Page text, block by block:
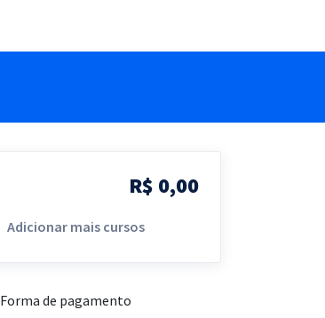
R$ 0,00
Adicionar mais cursos
Forma de pagamento